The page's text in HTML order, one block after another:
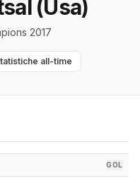
(Usa)
2017
all-time
GOL